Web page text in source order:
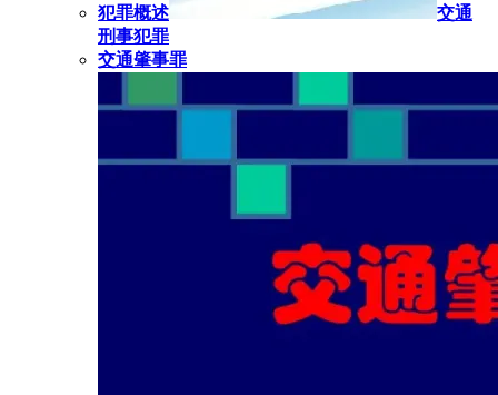
犯罪概述
交通
刑事犯罪
交通肇事罪